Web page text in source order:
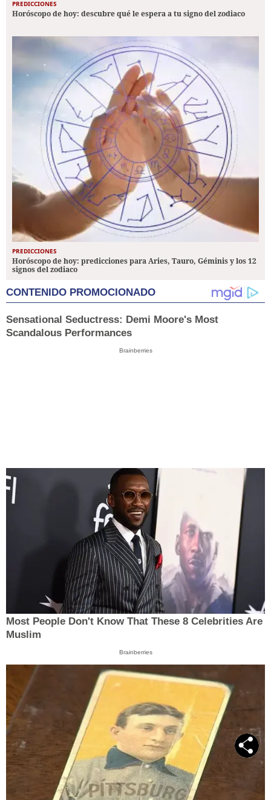
PREDICCIONES
Horóscopo de hoy: descubre qué le espera a tu signo del zodiaco
PREDICCIONES
Horóscopo de hoy: predicciones para Aries, Tauro, Géminis y los 12
signos del zodiaco
CONTENIDO PROMOCIONADO
Sensational Seductress: Demi Moore's Most
Scandalous Performances
Brainberries
Most People Don't Know That These 8 Celebrities Are
Muslim
Brainberries